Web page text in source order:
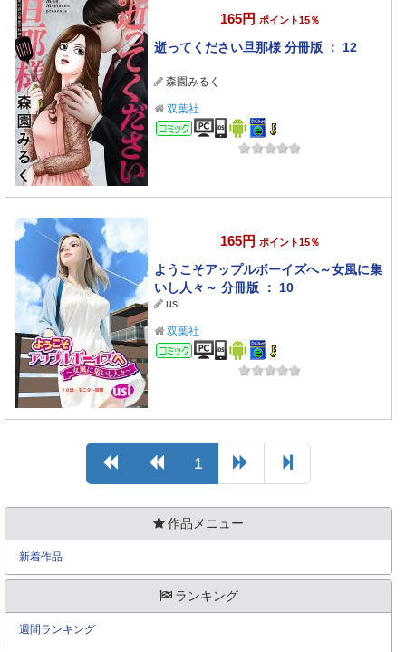
165円 ポイント15％
逝ってください旦那様 分冊版 ： 12
森園みるく
双葉社
コミック
165円 ポイント15％
ようこそアップルボーイズへ～女風に集
いし人々～ 分冊版 ： 10
usi
双葉社
コミック
1
作品メニュー
新着作品
ランキング
週間ランキング